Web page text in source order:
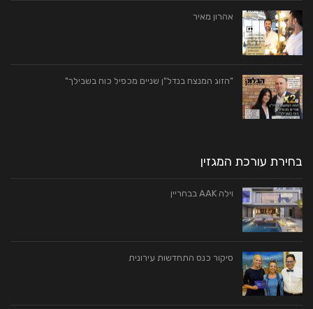
אהרון מאיר
"הזוג המנצח בנדל"ן שניים מכפיל כוח בשבילך"
בחירת עורכת המגזין
וילה AAK בבחריין
סיקור כנס התחדשות עירונית